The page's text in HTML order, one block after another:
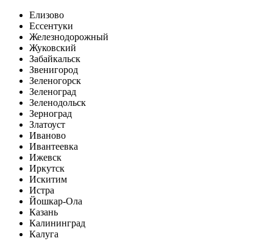
Елизово
Ессентуки
Железнодорожный
Жуковский
Забайкальск
Звенигород
Зеленогорск
Зеленоград
Зеленодольск
Зерноград
Златоуст
Иваново
Ивантеевка
Ижевск
Иркутск
Искитим
Истра
Йошкар-Ола
Казань
Калининград
Калуга